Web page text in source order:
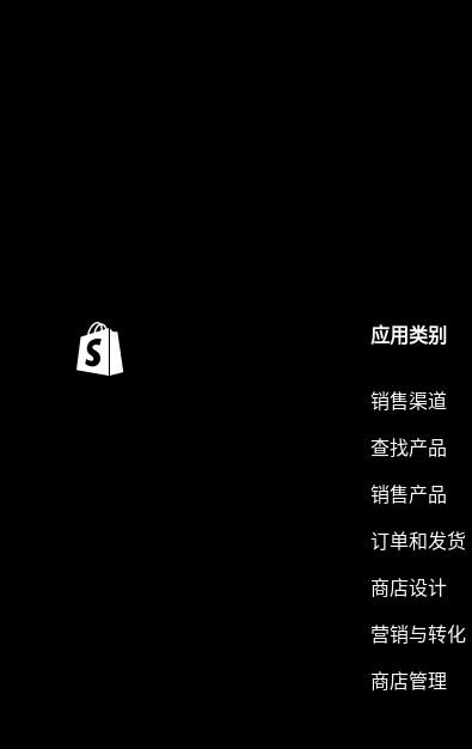
应用类别
销售渠道
查找产品
销售产品
订单和发货
商店设计
营销与转化
商店管理